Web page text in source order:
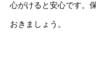
心がけると安心です。
おきましょう。